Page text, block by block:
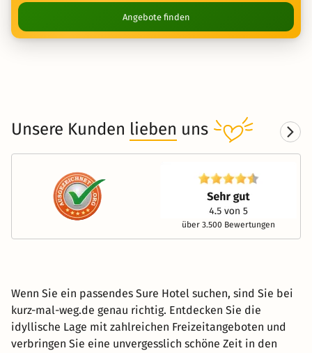
Angebote finden
Unsere Kunden lieben uns
über 3.500 Bewertungen
Wenn Sie ein passendes Sure Hotel suchen, sind Sie bei
kurz-mal-weg.de genau richtig. Entdecken Sie die
idyllische Lage mit zahlreichen Freizeitangeboten und
verbringen Sie eine unvergesslich schöne Zeit in den